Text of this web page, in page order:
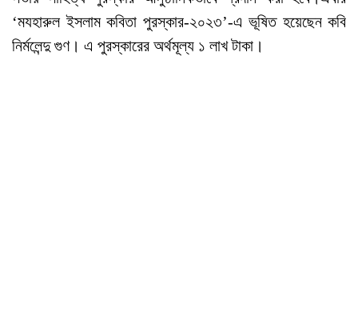
‘মযহারুল ইসলাম কবিতা পুরস্কার-২০২৩’-এ ভূষিত হয়েছেন কবি
নির্মলেন্দু গুণ। এ পুরস্কারের অর্থমূল্য ১ লাখ টাকা।